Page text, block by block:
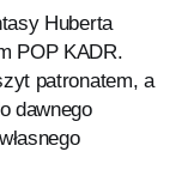
Huberta
POP KADR.
patronatem, a
dawnego